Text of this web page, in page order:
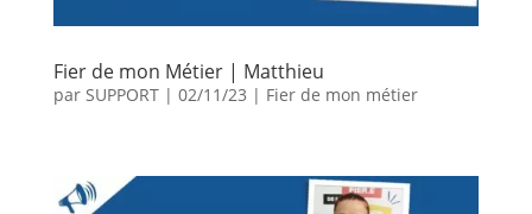
Fier de mon Métier | Matthieu
par SUPPORT| 02/11/23 | Fier de mon métier